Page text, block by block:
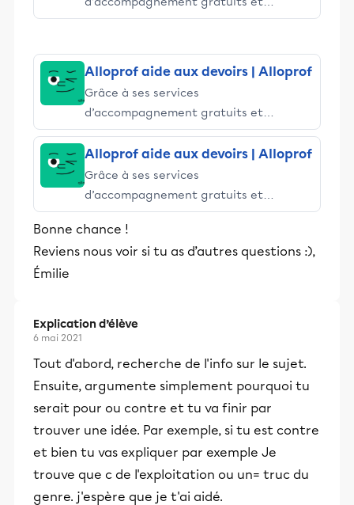
stimulants, Alloprof engage les élèves
Alloprof aide aux devoirs | Alloprof
Grâce à ses services
d’accompagnement gratuits et
stimulants, Alloprof engage les élèves
et leurs parents dans la réussite
éducative.
Alloprof aide aux devoirs | Alloprof
Grâce à ses services
d’accompagnement gratuits et
stimulants, Alloprof engage les élèves
et leurs parents dans la réussite
éducative.
Bonne chance !
Reviens nous voir si tu as d’autres questions :),
Émilie
Explication d’élève
6 mai 2021
Tout d'abord, recherche de l'info sur le sujet.
Ensuite, argumente simplement pourquoi tu
serait pour ou contre et tu va finir par
trouver une idée. Par exemple, si tu est contre
et bien tu vas expliquer par exemple Je
trouve que c de l'exploitation ou un= truc du
genre. j'espère que je t'ai aidé.